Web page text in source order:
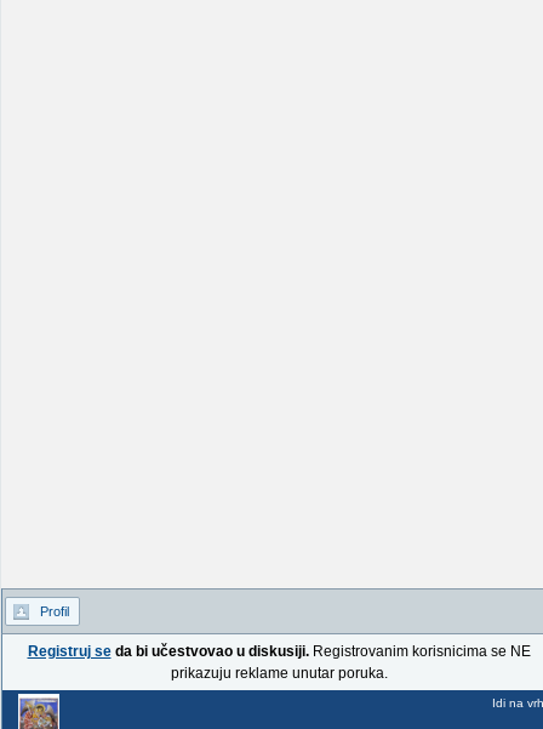
Profil
Registruj seda bi učestvovao u diskusiji.Registrovanim korisnicima se NE
prikazuju reklame unutar poruka.
Idi na vrh